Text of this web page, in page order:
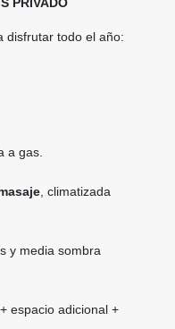
disfrutar todo el año:
a gas.
, climatizada
y media sombra
espacio adicional +